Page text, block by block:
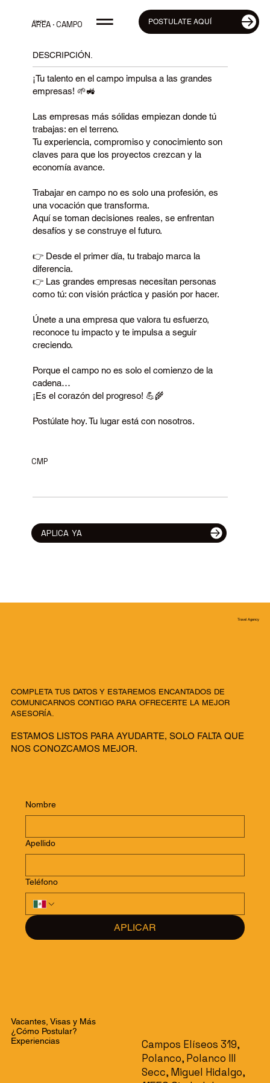
INICIO POSTULATE AQUÍ
ÁREA · CAMPO
DESCRIPCIÓN.
¡Tu talento en el campo impulsa a las grandes
empresas! 🌱🚜
Las empresas más sólidas empiezan donde tú
trabajas: en el terreno.
Tu experiencia, compromiso y conocimiento son
claves para que los proyectos crezcan y la
economía avance.
Trabajar en campo no es solo una profesión, es
una vocación que transforma.
Aquí se toman decisiones reales, se enfrentan
desafíos y se construye el futuro.
👉 Desde el primer día, tu trabajo marca la
diferencia.
👉 Las grandes empresas necesitan personas
como tú: con visión práctica y pasión por hacer.
Únete a una empresa que valora tu esfuerzo,
reconoce tu impacto y te impulsa a seguir
creciendo.
Porque el campo no es solo el comienzo de la
cadena…
¡Es el corazón del progreso! 💪🌾
Postúlate hoy. Tu lugar está con nosotros.
CMP
APLICA YA
COMPLETA TUS DATOS Y ESTAREMOS ENCANTADOS DE
COMUNICARNOS CONTIGO PARA OFRECERTE LA MEJOR
ASESORÍA.
ESTAMOS LISTOS PARA AYUDARTE, SOLO FALTA QUE
NOS CONOZCAMOS MEJOR.
Nombre
Apellido
Teléfono
APLICAR
Travel Agency
Vacantes, Visas y Más
¿Cómo Postular?
Experiencias
Campos Elíseos 319,
Polanco, Polanco III
Secc, Miguel Hidalgo,